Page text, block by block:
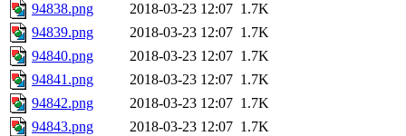
94838.png
2018-03-23 12:07 1.7K
94839.png
2018-03-23 12:07 1.7K
94840.png
2018-03-23 12:07 1.7K
94841.png
2018-03-23 12:07 1.7K
94842.png
2018-03-23 12:07 1.7K
94843.png
2018-03-23 12:07 1.7K